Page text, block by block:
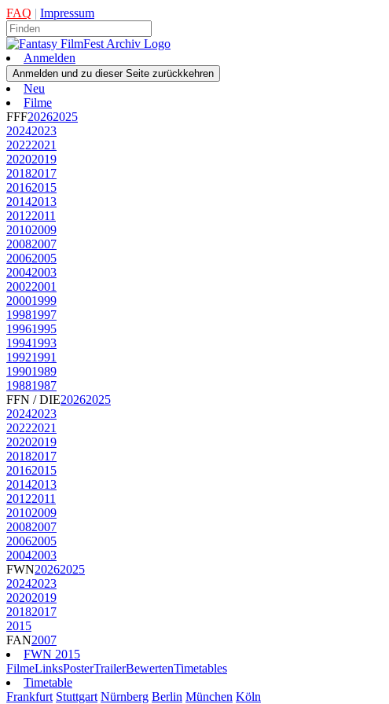
FAQ | Impressum
Anmelden
Neu
Filme
FFF20262025
20242023
20222021
20202019
20182017
20162015
20142013
20122011
20102009
20082007
20062005
20042003
20022001
20001999
19981997
19961995
19941993
19921991
19901989
19881987
FFN / DIE20262025
20242023
20222021
20202019
20182017
20162015
20142013
20122011
20102009
20082007
20062005
20042003
FWN20262025
20242023
20202019
20182017
2015
FAN2007
FWN 2015
FilmeLinksPosterTrailerBewertenTimetables
Timetable
Frankfurt Stuttgart Nürnberg Berlin München Köln